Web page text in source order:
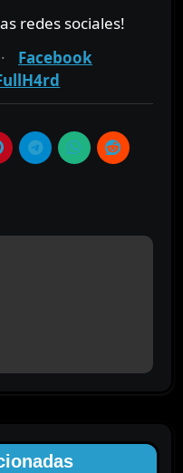
redes sociales!
·
Facebook